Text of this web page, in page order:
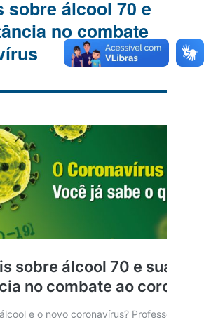
sobre álcool 70 e
no combate